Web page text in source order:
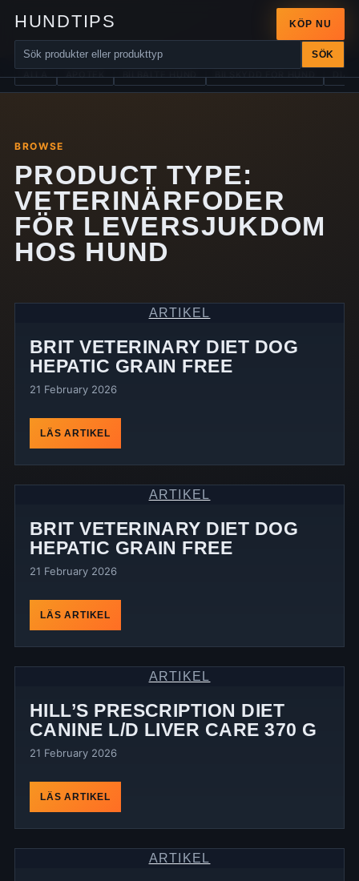
HUNDTIPS
SÖK
KÖP NU
ALLA APOTEK BILBÄLTE HUND BILSKYDD FÖR HUND
BROWSE
PRODUCT TYPE:
VETERINÄRFODER
FÖR LEVERSJUKDOM
HOS HUND
ARTIKEL
BRIT VETERINARY DIET DOG
HEPATIC GRAIN FREE
21 February 2026
LÄS ARTIKEL
ARTIKEL
BRIT VETERINARY DIET DOG
HEPATIC GRAIN FREE
21 February 2026
LÄS ARTIKEL
ARTIKEL
HILL’S PRESCRIPTION DIET
CANINE L/D LIVER CARE 370 G
21 February 2026
LÄS ARTIKEL
ARTIKEL